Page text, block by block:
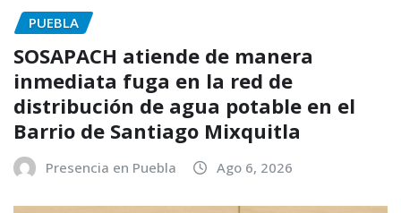
PUEBLA
SOSAPACH atiende de manera
inmediata fuga en la red de
distribución de agua potable en el
Barrio de Santiago Mixquitla
Presencia en Puebla Ago 6, 2026